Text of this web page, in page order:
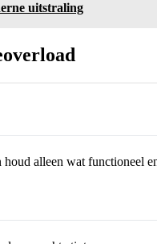
uitstraling
alleen wat functioneel